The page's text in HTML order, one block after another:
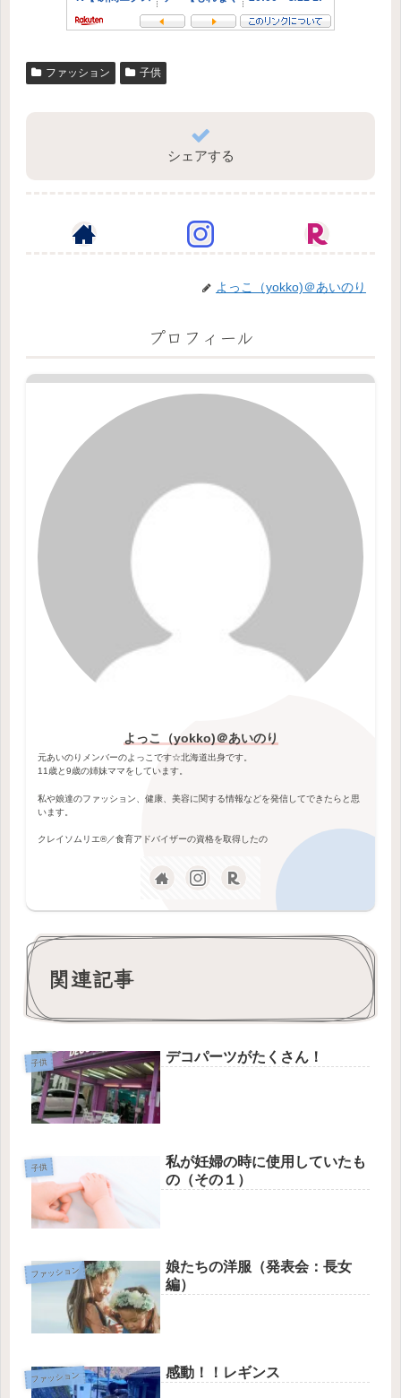
ファッション 子供
シェアする
よっこ（yokko)＠あいのり
プロフィール
よっこ（yokko)＠あいのり
元あいのりメンバーのよっこです☆北海道出身です。
11歳と9歳の姉妹ママをしています。
私や娘達のファッション、健康、美容に関する情報などを発信してできたらと思
います。
クレイソムリエ®️／食育アドバイザーの資格を取得したの
関連記事
子供 デコパーツがたくさん！
子供
私が妊婦の時に使用していたも
の（その１）
ファッション
娘たちの洋服（発表会：長女
編）
ファッション 感動！！レギンス